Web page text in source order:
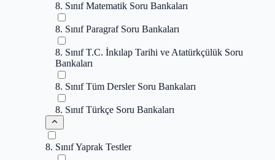
8. Sınıf Matematik Soru Bankaları
8. Sınıf Paragraf Soru Bankaları
8. Sınıf T.C. İnkılap Tarihi ve Atatürkçülük Soru
Bankaları
8. Sınıf Tüm Dersler Soru Bankaları
8. Sınıf Türkçe Soru Bankaları
8. Sınıf Yaprak Testler